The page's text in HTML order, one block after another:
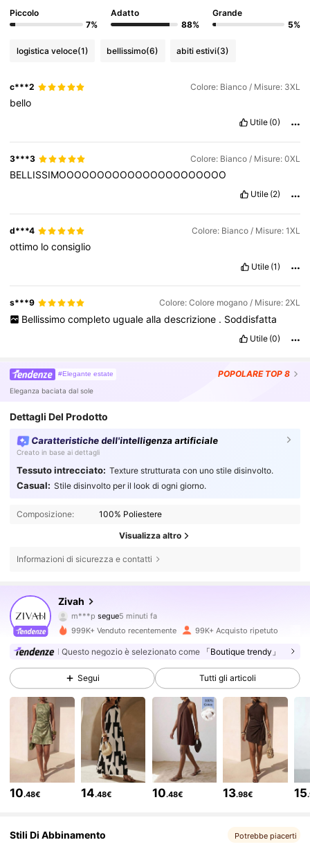
Piccolo
7%
Adatto
88%
Grande
5%
logistica veloce(1) bellissimo(6) abiti estivi(3)
c***2 Colore: Bianco / Misure: 3XL
bello
Utile (0)
3***3 Colore: Bianco / Misure: 0XL
BELLISSIMOOOOOOOOOOOOOOOOOOOOOO
Utile (2)
d***4 Colore: Bianco / Misure: 1XL
ottimo loconsiglio
Utile (1)
s***9 Colore: Colore mogano / Misure: 2XL
Bellissimo completo uguale alla descrizione . Soddisfatta
Utile (0)
#Elegante estate POPOLARE TOP 8
Eleganza baciata dal sole
Dettagli Del Prodotto
Caratteristiche dell'intelligenza artificiale
Creato in base ai dettagli
Tessuto intrecciato: Texture strutturata con uno stile disinvolto.
Casual: Stile disinvolto per il look di ogni giorno.
Composizione: 100% Poliestere
Visualizza altro
Informazioni di sicurezza e contatti
Zivah
m***p
n***usta navigando
4.64
759K Follower
4.64 759K Follower
4.64 759K Follower
4.64 759K Follower
999K+ Venduto recentemente 99K+ Acquisto ripetuto
Questo negozio è selezionato come 「Boutique trendy」
Segui Tutti gli articoli
10.48€ 14.48€ 10.48€ 13.98€ 15
Stili Di Abbinamento Potrebbe piacerti